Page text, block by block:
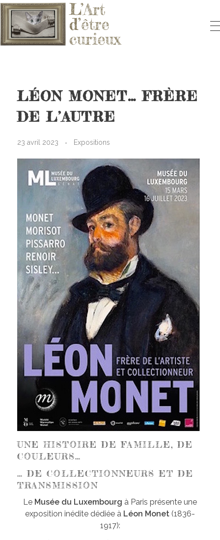
LÉON MONET… FRÈRE
DE L’AUTRE
23 avril 2023 Expositions
UNE HISTOIRE DE FAMILLE, DE
COULEURS…
… DE COLLECTIONNEURS ET DE
TRANSMISSION
Le Musée du Luxembourg à Paris présente une
exposition inédite dédiée à Léon Monet (1836-
1917):